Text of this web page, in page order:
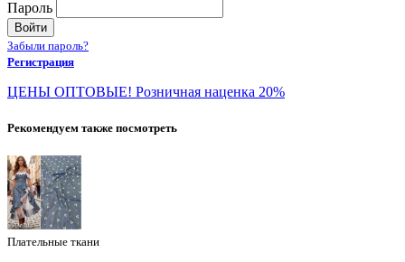
Пароль
Войти
Забыли пароль?
Регистрация
ЦЕНЫ ОПТОВЫЕ! Розничная наценка 20%
Рекомендуем также посмотреть
Плательные ткани